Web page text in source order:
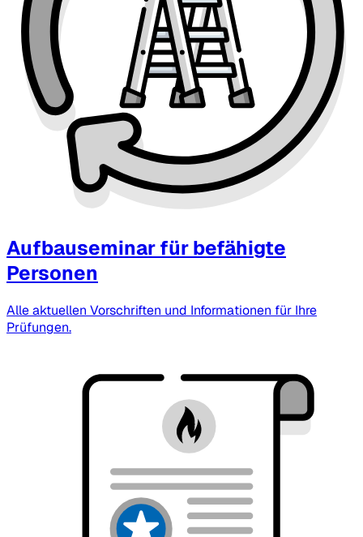
Aufbauseminar für befähigte
Personen
Alle aktuellen Vorschriften und Informationen für Ihre
Prüfungen.